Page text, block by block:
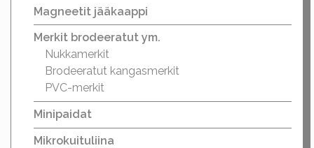
Magneetit jääkaappi
Merkit brodeeratut ym.
Nukkamerkit
Brodeeratut kangasmerkit
PVC-merkit
Minipaidat
Mikrokuituliina